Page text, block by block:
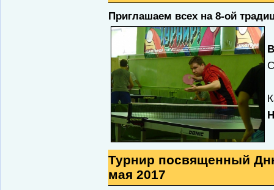
Приглашаем всех на 8-ой
Турнир посвященный
мая 2017